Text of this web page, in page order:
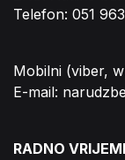
Telefon: 051
Mobilni (viber,
E-mail:
RADNO